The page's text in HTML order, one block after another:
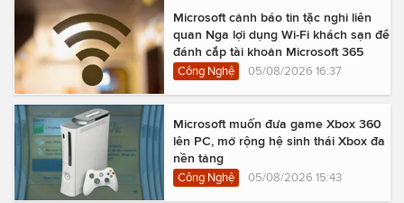
Microsoft cảnh báo tin tặc nghi liên
quan Nga lợi dụng Wi-Fi khách sạn để
đánh cắp tài khoản Microsoft 365
Công Nghệ 05/08/2026 16:37
Microsoft muốn đưa game Xbox 360
lên PC, mở rộng hệ sinh thái Xbox đa
nền tảng
Công Nghệ 05/08/2026 15:43